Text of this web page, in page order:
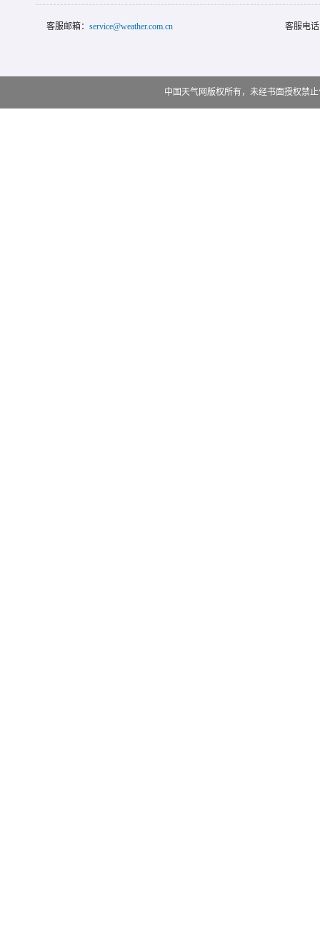
客服邮箱： service@weather.com.cn 客服电
中国天气网版权所有，未经书面授权